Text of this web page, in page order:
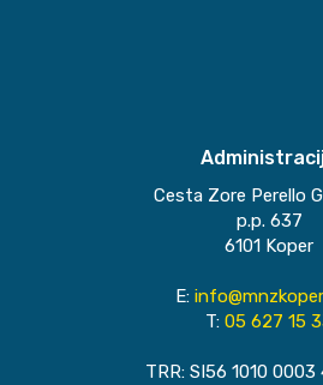
Cesta Zore Perello
p.p. 637
6101 Koper
E:
T: 05 627 15
TRR: SI56 1010 0003